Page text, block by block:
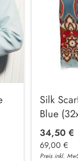
Silk
Blue
34,50 €
69,00 €
Preis inkl.